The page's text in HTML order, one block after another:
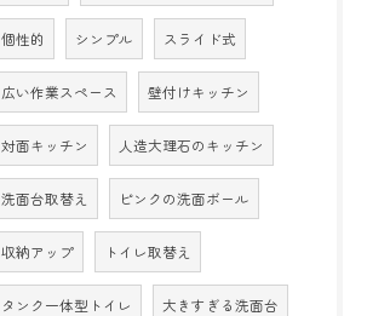
個性的 シンプル スライド式
広い作業スペース 壁付けキッチン
対面キッチン 人造大理石のキッチン
洗面台取替え ピンクの洗面ボール
収納アップ トイレ取替え
タンク一体型トイレ 大きすぎる洗面台